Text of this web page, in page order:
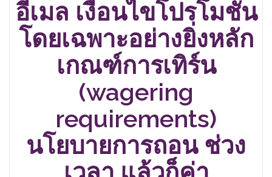
อีเมล เงื่อนไขโปรโมชั่น
โดยเฉพาะอย่างยิ่งหลัก
เกณฑ์การเทิร์น
(wagering
requirements)
นโยบายการถอน ช่วง